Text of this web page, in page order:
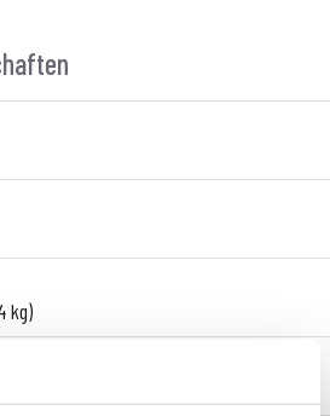
kg)